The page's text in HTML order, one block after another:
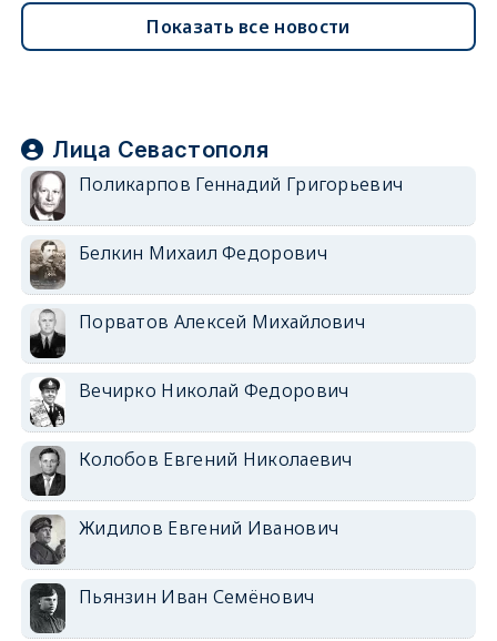
Показать все новости
Лица Севастополя
Поликарпов Геннадий Григорьевич
Белкин Михаил Федорович
Порватов Алексей Михайлович
Вечирко Николай Федорович
Колобов Евгений Николаевич
Жидилов Евгений Иванович
Пьянзин Иван Семёнович